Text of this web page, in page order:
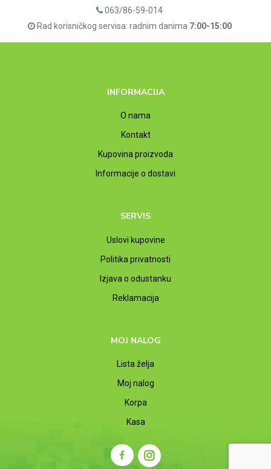
063/86-59-014
Rad korisničkog servisa: radnim danima 7:00-15:00
INFORMACIJA
O nama
Kontakt
Kupovina proizvoda
Informacije o dostavi
SERVIS
Uslovi kupovine
Politika privatnosti
Izjava o odustanku
Reklamacija
MOJ NALOG
Lista želja
Moj nalog
Korpa
Kasa